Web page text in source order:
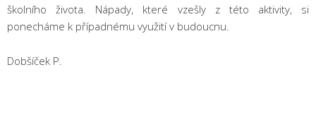
školního života. Nápady, které vzešly z této aktivity, si
ponecháme k případnému využití v budoucnu.
Dobšíček P.